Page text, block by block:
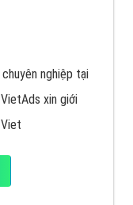
nghiệp tại
xin giới